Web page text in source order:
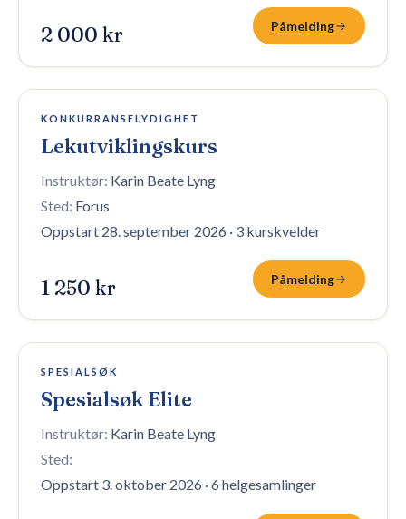
2 000 kr Påmelding
6 plasser igjen
KONKURRANSELYDIGHET
Lekutviklingskurs
Instruktør: Karin Beate Lyng
Sted: Forus
Oppstart 28. september 2026 · 3 kurskvelder
1 250 kr Påmelding
16 plasser igjen
SPESIALSØK
Spesialsøk Elite
Instruktør: Karin Beate Lyng
Sted:
Oppstart 3. oktober 2026 ·6 helgesamlinger